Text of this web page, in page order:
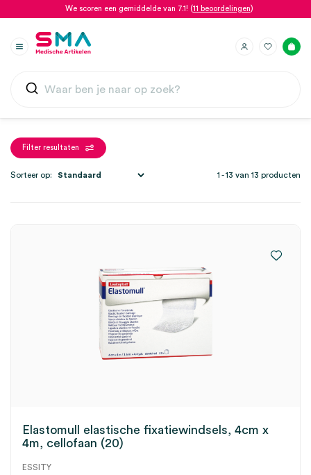
We scoren een gemiddelde van 7.1! (11 beoordelingen)
Filter resultaten
1 - 13 van 13 producten
Sorteer op:
Elastomull elastische fixatiewindsels, 4cm x
4m, cellofaan (20)
ESSITY